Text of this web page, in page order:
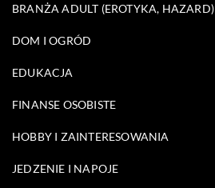
BRANŻA ADULT (EROTYKA, HAZARD)
DOM I OGRÓD
EDUKACJA
FINANSE OSOBISTE
HOBBY I ZAINTERESOWANIA
JEDZENIE I NAPOJE